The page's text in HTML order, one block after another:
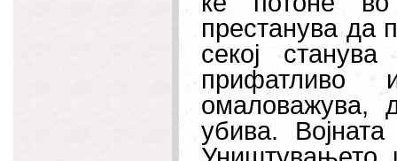
престанува да
секој
убива.